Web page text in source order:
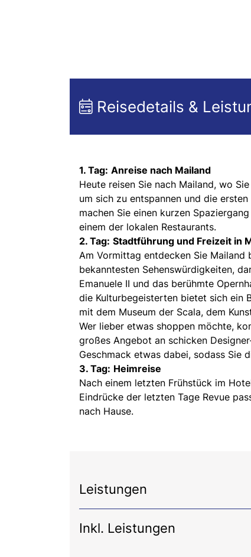
Reisedetails &
1. Tag: Anreise nach Mailand
Heute reisen Sie nach Mailand, wo
um sich zu entspannen und die
machen Sie einen kurzen
einem der lokalen Restaurants.
2. Tag: Stadtführung und Freizeit in
Am Vormittag entdecken Sie Mailand
bekanntesten Sehenswürdigkeiten,
Emanuele II und das berühmte
die Kulturbegeisterten bietet sich ein
mit dem Museum der Scala, dem
Wer lieber etwas shoppen möchte,
großes Angebot an schicken
Geschmack etwas dabei, sodass Sie
3. Tag: Heimreise
Nach einem letzten Frühstück im
Eindrücke der letzten Tage Revue
nach Hause.
Leistungen
Inkl. Leistungen